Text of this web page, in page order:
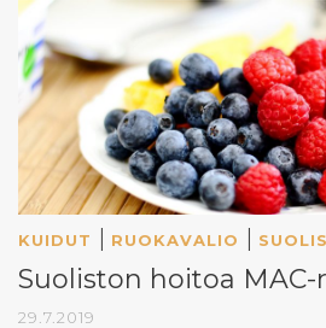
KUIDUT | RUOKAVALIO |
Suoliston hoitoa MAC-
29.7.2019